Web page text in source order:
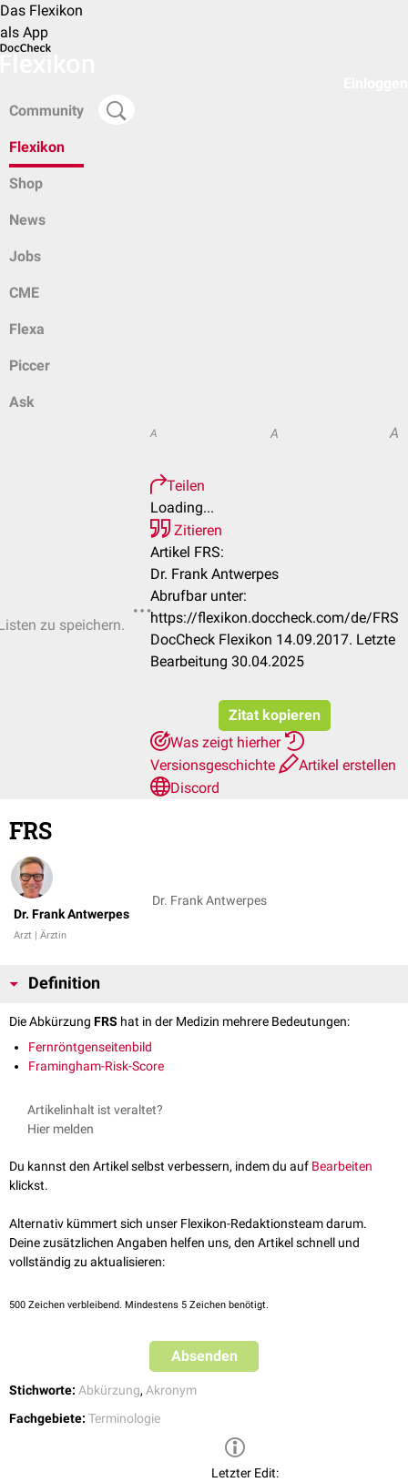
Das Flexikon
als App
Community
Flexikon
Shop
News
Jobs
CME
Flexa
Piccer
Ask
zu speichern.
A A A
Teilen
Loading...
Zitieren
Artikel FRS:
Dr. Frank Antwerpes
Abrufbar unter:
https://flexikon.doccheck.com/de/FRS
DocCheck Flexikon 14.09.2017. Letzte
Bearbeitung 30.04.2025
Zitat kopieren
Was zeigt hierher
Versionsgeschichte
Artikel erstellen
Discord
FRS
Dr. Frank Antwerpes
Arzt | Ärztin
Dr. Frank Antwerpes
Definition
Die Abkürzung FRS hat in der Medizin mehrere Bedeutungen:
Fernröntgenseitenbild
Framingham-Risk-Score
Artikelinhalt ist veraltet?
Hier melden
Du kannst den Artikel selbst verbessern, indem du auf Bearbeiten
klickst.
Alternativ kümmert sich unser Flexikon-Redaktionsteam darum.
Deine zusätzlichen Angaben helfen uns, den Artikel schnell und
vollständig zu aktualisieren:
500 Zeichen verbleibend. Mindestens 5 Zeichen benötigt.
Absenden
Stichworte: Abkürzung, Akronym
Fachgebiete: Terminologie
Letzter Edit: